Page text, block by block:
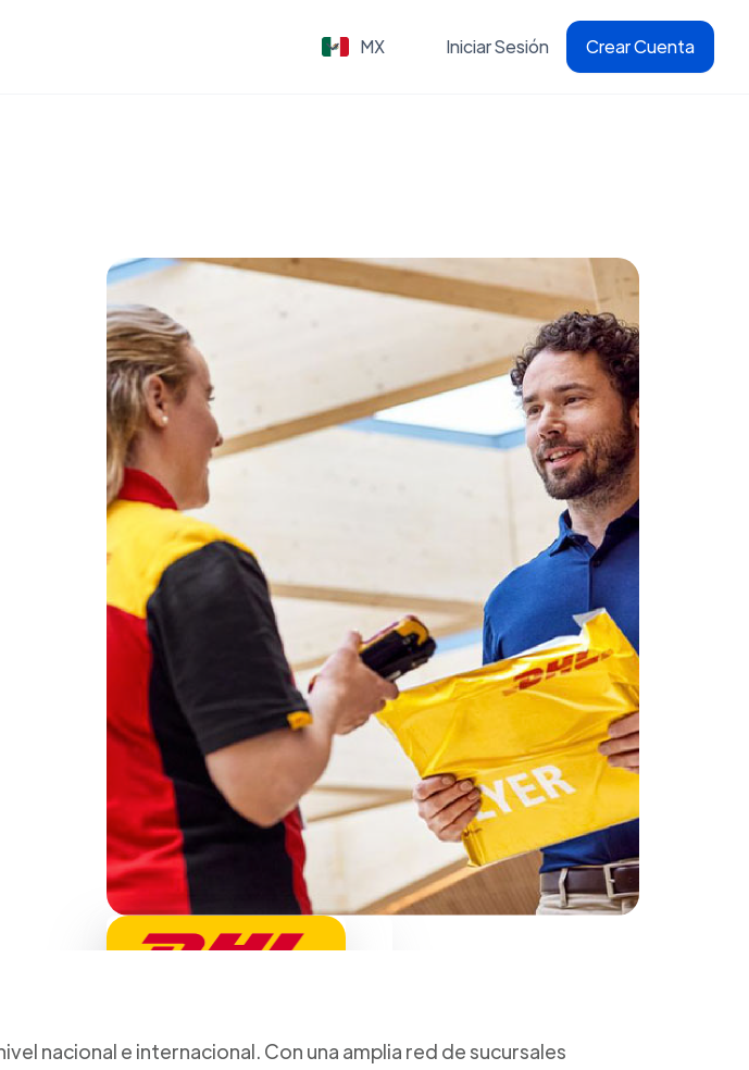
MX Iniciar Sesión Crear Cuenta
nacional e internacional. Con una amplia red de sucursales